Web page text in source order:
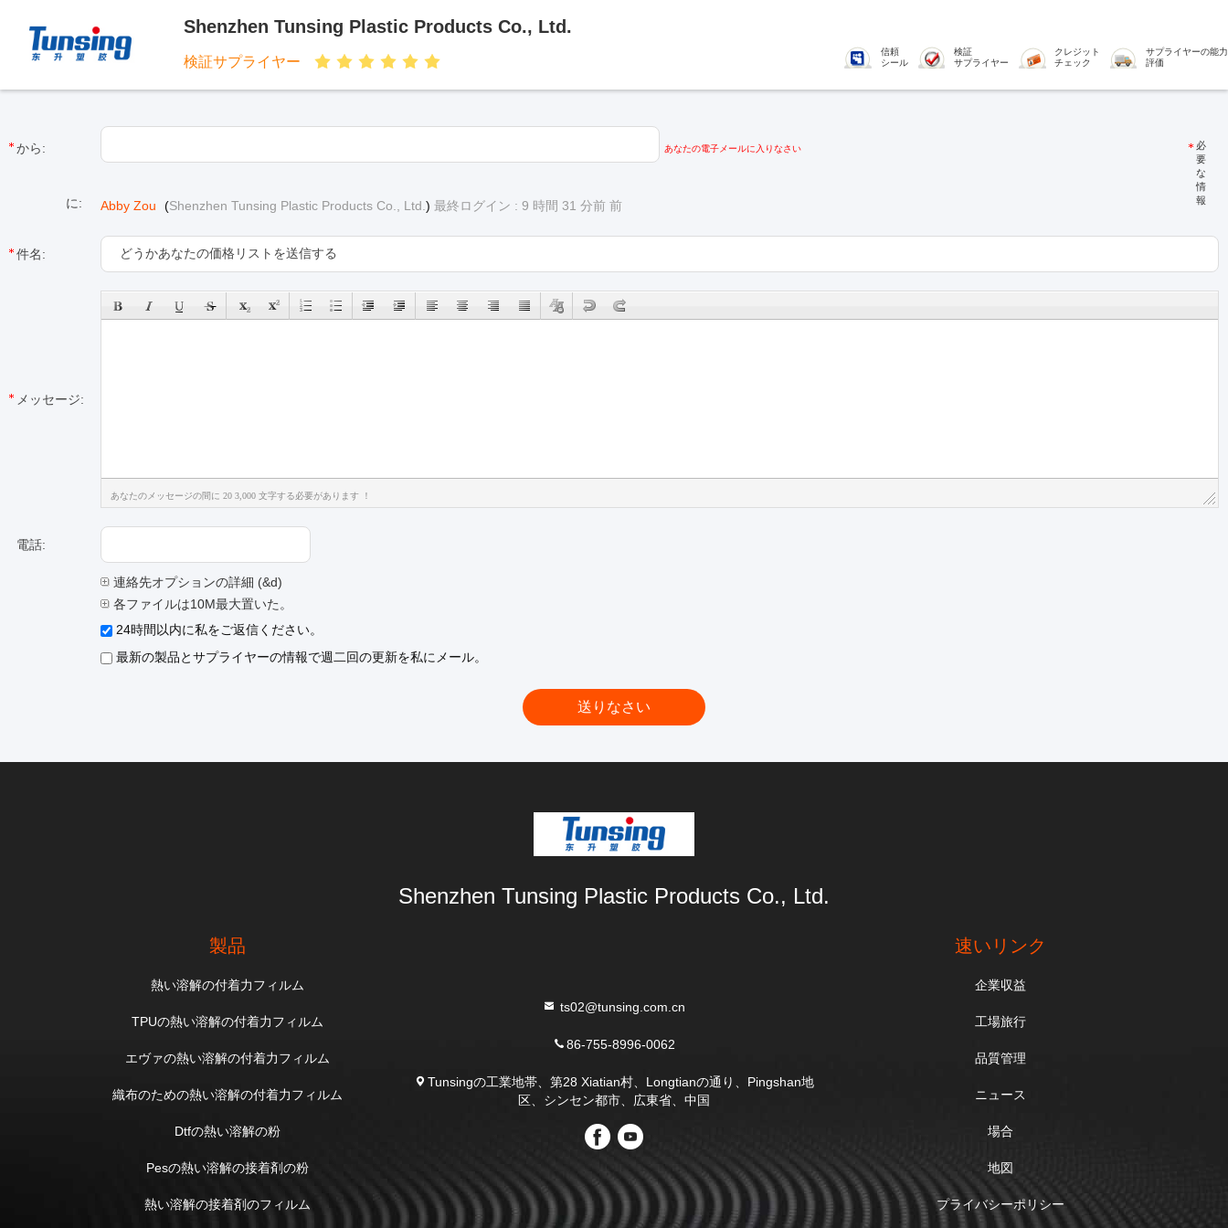
Shenzhen Tunsing Plastic Products Co., Ltd.
検証サプライヤー
信頼
シール
検証
サプライヤー
クレジット
チェック
サプライヤーの能力
評価
から: あなたの電子メールに入りなさい
必
要
な
情
報
に: Abby Zou (Shenzhen Tunsing Plastic Products Co., Ltd. ) 最終ログイン : 9 時間 31 分前 前
件名:
メッセージ:
あなたのメッセージの間に 20 3,000 文字する必要があります ！
電話:
連絡先オプションの詳細 (&d)
各ファイルは10M最大置いた。
24時間以内に私をご返信ください。
最新の製品とサプライヤーの情報で週二回の更新を私にメール。
Shenzhen Tunsing Plastic Products Co., Ltd.
製品
熱い溶解の付着力フィルム
TPUの熱い溶解の付着力フィルム
エヴァの熱い溶解の付着力フィルム
織布のための熱い溶解の付着力フィルム
Dtfの熱い溶解の粉
Pesの熱い溶解の接着剤の粉
熱い溶解の接着剤のフィルム
ts02@tunsing.com.cn
86-755-8996-0062
Tunsingの工業地帯、第28 Xiatian村、Longtianの通り、Pingshan地
区、シンセン都市、広東省、中国
速いリンク
企業収益
工場旅行
品質管理
ニュース
場合
地図
プライバシーポリシー